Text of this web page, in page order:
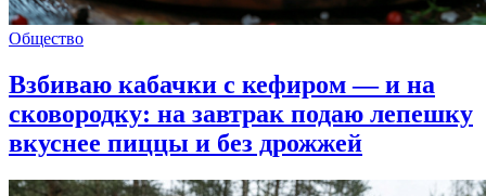
Общество
Взбиваю кабачки с кефиром — и на
сковородку: на завтрак подаю лепешку
вкуснее пиццы и без дрожжей